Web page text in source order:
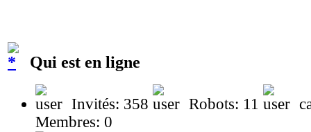
Qui est en ligne
Invités: 358 Robots: 11
Membres: 0